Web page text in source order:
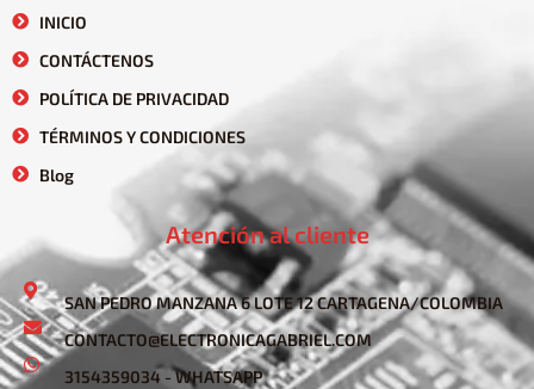
INICIO
CONTÁCTENOS
POLÍTICA DE PRIVACIDAD
TÉRMINOS Y CONDICIONES
Blog
Atención al cliente
SAN PEDRO MANZANA 6 LOTE 12 CARTAGENA/COLOMBIA
CONTACTO@ELECTRONICAGABRIEL.COM
3154359034 - WHATSAPP